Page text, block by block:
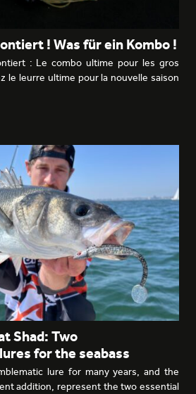
! Was für ein Kombo !
: Le combo ultime pour les gros
le leurre ultime pour la nouvelle saison
Shad: Two
for the seabass
lure for many years, and the
addition, represent the two essential